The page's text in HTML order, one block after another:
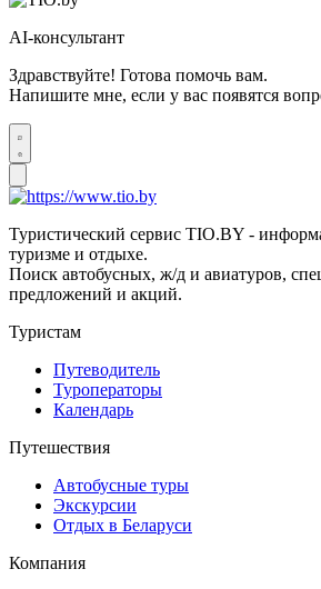
AI-консультант
Здравствуйте! Готова помочь вам.
Напишите мне, если у вас появятся
Туристический сервис TIO.BY -
туризме и отдыхе.
Поиск автобусных, ж/д и авиатуров,
предложений и акций.
Туристам
Путеводитель
Туроператоры
Календарь
Путешествия
Автобусные туры
Экскурсии
Отдых в Беларуси
Компания